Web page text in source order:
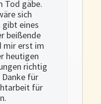
Tod gäbe.
sich
gibt eines
beißende
mir erst im
heutigen
richtig
für
für